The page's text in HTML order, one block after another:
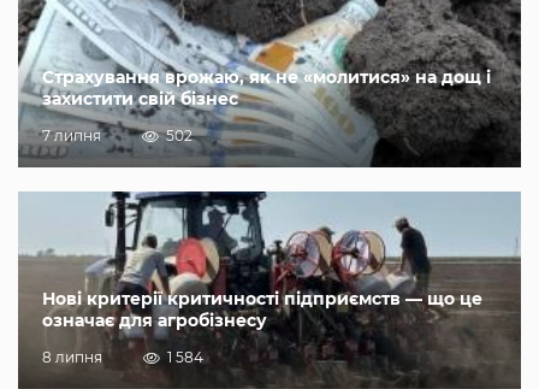
Страхування врожаю, як не «молитися» на дощ і
захистити свій бізнес
7 липня 502
Нові критерії критичності підприємств — що це
означає для агробізнесу
8 липня 1 584